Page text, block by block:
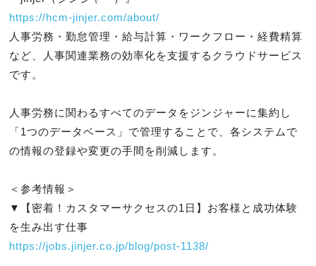
https://hcm-jinjer.com/about/
人事労務・勤怠管理・給与計算・ワークフロー・経費精算
など、人事関連業務の効率化を支援するクラウドサービス
です。
人事労務に関わるすべてのデータをジンジャーに集約し
「1つのデータベース」で管理することで、各システムで
の情報の登録や変更の手間を削減します。
＜参考情報＞
▼【密着！カスタマーサクセスの1日】お客様と成功体験
https://jobs.jinjer.co.jp/blog/post-1138/